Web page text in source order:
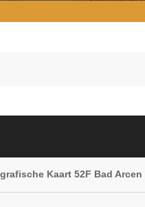
Kaart 52F Bad Arcen